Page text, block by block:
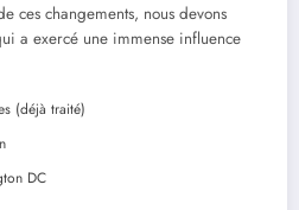
ces changements, nous devons
a exercé une immense influence
(déjà traité)
DC